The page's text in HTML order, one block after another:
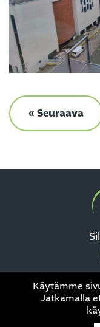
Käytämme
Jatkamalla
« Seuraava
This site